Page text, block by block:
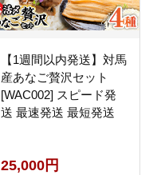
【1週間以内発送】対馬
産あなご贅沢セット
[WAC002] スピード発
送 最速発送 最短発送
25,000円